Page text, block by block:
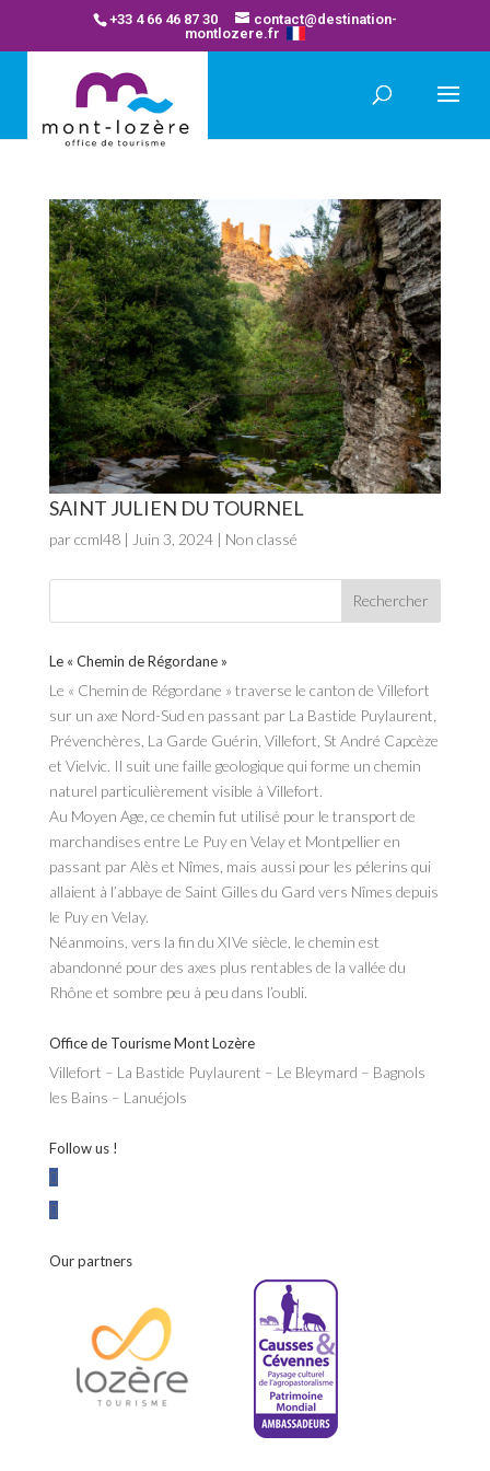
+33 4 66 46 87 30
contact@destination-
montlozere.fr
SAINT JULIEN DU TOURNEL
par ccml48| Juin 3, 2024| Non classé
Le « Chemin de Régordane »
Le « Chemin de Régordane » traverse le canton de Villefort
sur un axe Nord-Sud en passant par La Bastide Puylaurent,
Prévenchères, La Garde Guérin, Villefort, St André Capcèze
et Vielvic. Il suit une faille geologique qui forme un chemin
naturel particulièrement visible à Villefort.
Au Moyen Age, ce chemin fut utilisé pour le transport de
marchandises entre Le Puy en Velay et Montpellier en
passant par Alès et Nîmes, mais aussi pour les pélerins qui
allaient à l’abbaye de Saint Gilles du Gard vers Nîmes depuis
le Puy en Velay.
Néanmoins, vers la fin du XIVe siècle, le chemin est
abandonné pour des axes plus rentables de la vallée du
Rhône et sombre peu à peu dans l’oubli.
Office de Tourisme Mont Lozère
Villefort – La Bastide Puylaurent – Le Bleymard – Bagnols
les Bains – Lanuéjols
Follow us !
Our partners